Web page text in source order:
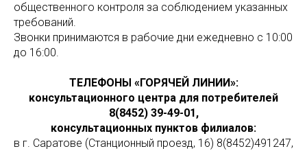
общественного контроля за соблюдением указанных
требований.
Звонки принимаются в рабочие дни ежедневно с 10:00
до 16:00.
ТЕЛЕФОНЫ «ГОРЯЧЕЙ ЛИНИИ»:
консультационного центра для потребителей
8(8452) 39-49-01,
консультационных пунктов филиалов:
в г. Саратове (Станционный проезд, 16) 8(8452)491247,